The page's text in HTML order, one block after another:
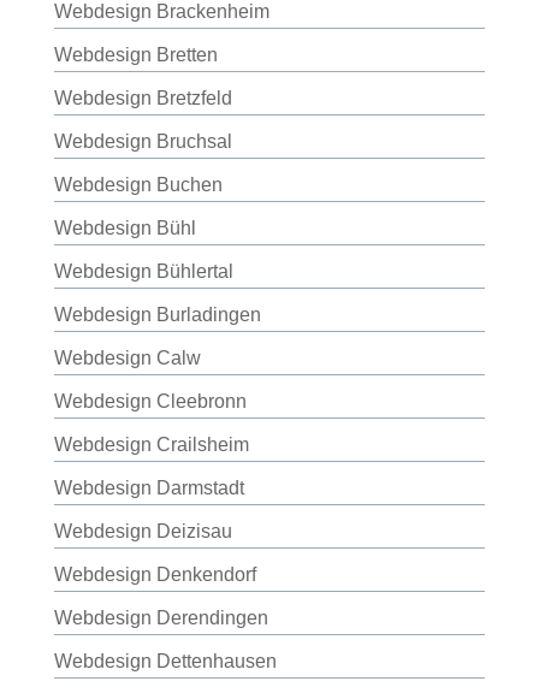
Webdesign Brackenheim
Webdesign Bretten
Webdesign Bretzfeld
Webdesign Bruchsal
Webdesign Buchen
Webdesign Bühl
Webdesign Bühlertal
Webdesign Burladingen
Webdesign Calw
Webdesign Cleebronn
Webdesign Crailsheim
Webdesign Darmstadt
Webdesign Deizisau
Webdesign Denkendorf
Webdesign Derendingen
Webdesign Dettenhausen